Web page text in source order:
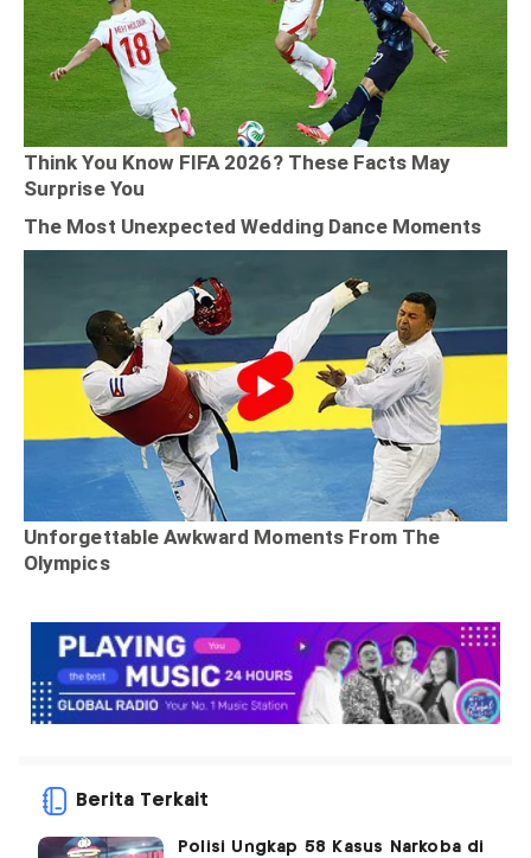
Berita Terkait
Polisi Ungkap 58 Kasus Narkoba di